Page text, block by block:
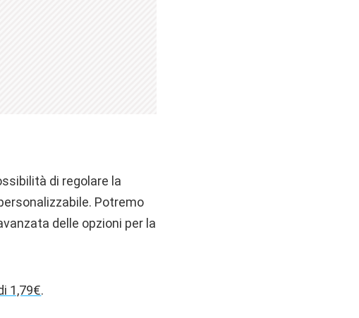
di regolare la
Potremo
delle opzioni per la
1,79€.